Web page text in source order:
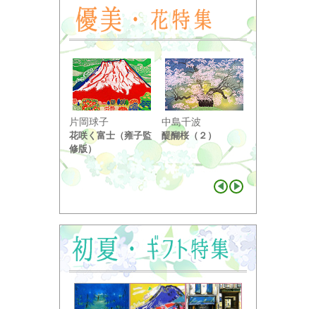
片岡球子
花咲く富士（雍子監
修版）
中島千波
醍醐桜（２）
り ...